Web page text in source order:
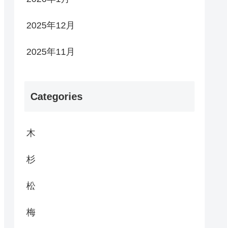
2025年12月
2025年11月
Categories
木
杉
松
梅